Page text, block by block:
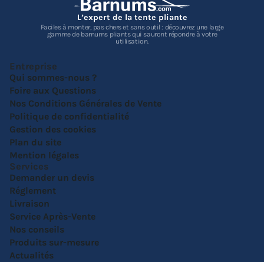
L’expert de la tente pliante
Faciles à monter, pas chers et sans outil : découvrez une large
gamme de barnums pliants qui sauront répondre à votre
utilisation.
Entreprise
Qui sommes-nous ?
Foire aux Questions
Nos Conditions Générales de Vente
Politique de confidentialité
Gestion des cookies
Plan du site
Mention légales
Services
Demander un devis
Réglement
Livraison
Service Après-Vente
Nos conseils
Produits sur-mesure
Actualités